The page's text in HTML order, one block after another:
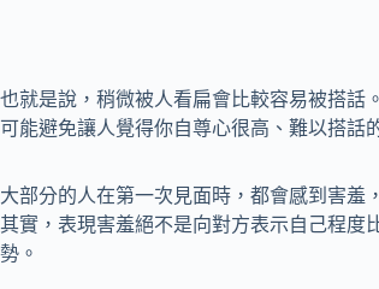
也就是說，稍微被人看扁會比較容易被搭話
可能避免讓人覺得你自尊心很高、難以搭話
大部分的人在第一次見面時，都會感到害羞
其實，表現害羞絕不是向對方表示自己程度
勢。